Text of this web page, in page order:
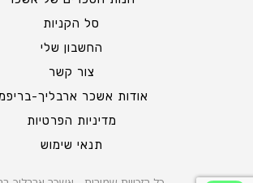
סל הקניות
החשבון שלי
צור קשר
אודות אשכר ארבליך-
מדיניות הפרטיות
תנאי שימוש